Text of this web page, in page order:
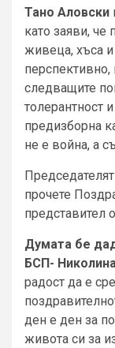
Тано Аловски
като заяви, че
живеца, хъса
перспективно,
следващите
толерантност
предизборна
не е война, а
прочете
представител
Думата бе
БСП-
радост да е
ден е ден за
живота си за